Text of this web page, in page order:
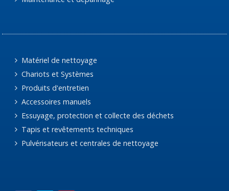
Matériel de nettoyage
Chariots et Systèmes
Produits d'entretien
Accessoires manuels
Essuyage, protection et collecte des déchets
Tapis et revêtements techniques
Pulvérisateurs et centrales de nettoyage